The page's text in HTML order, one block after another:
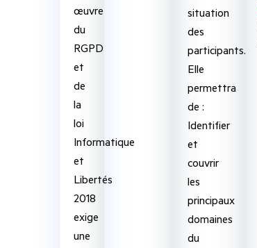
œuvre
du
RGPD
et
de
la
loi
Informatique
et
Libertés
2018
exige
une
situation
des
participants.
Elle
permettra
de :
Identifier
et
couvrir
les
principaux
domaines
du